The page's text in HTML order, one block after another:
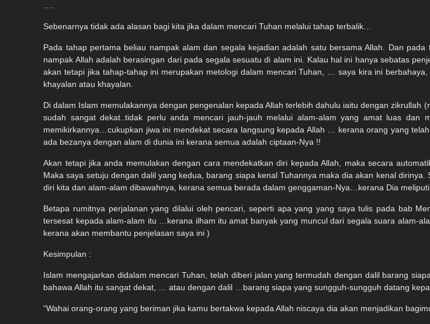
….
Sebenarnya tidak ada alasan bagi kita jika dalam mencari Tuhan melalui tahap terbalik…
Pada tahap pertama beliau nampak alam dan segala kejadian adalah satu bersama Allah. Dan
nampak Allah adalah berasingan dari pada segala sesuatu di alam ini. Kalau hal ini hanya sebatas
akan tetapi jika tahap-tahap ini merupakan metologi dalam mencari Tuhan, … saya kira ini
khayalan atau khayalan.
Di dalam Islam memulakannya dengan pengenalan kepada Allah terlebih dahulu iaitu dengan
sudah sangat dekat..tidak perlu anda mencari jauh-jauh melalui alam-alam yang amat luas dan
memikirkannya…cukupkan jiwa ini mendekat secara langsung kepada Allah … kerana orang yang
ada bezanya dengan alam di dunia ini kerana semua adalah ciptaan-Nya !!
Akan tetapi jika anda memulakan dengan cara mendekatkan diri kepada Allah, maka secara
Maka saya setuju dengan dalil yang kedua, barang siapa kenal Tuhannya maka dia akan kenal
diri kita dan alam-alam dibawahnya, kerana semua berada dalam genggaman-Nya…kerana Dia
Betapa rumitnya perjalanan yang dilalui oleh pencari, seperti apa yang yang saya tulis pada bab
tersesat kepada alam-alam itu …kerana ilham itu amat banyak yang muncul dari segala suara alam-
kerana akan membantu penjelasan saya ini )
Kesimpulan :
Islam mengajarkan didalam mencari Tuhan, telah diberi jalan yang termudah dengan dalil barang
bahawa Allah itu sangat dekat, … atau dengan dalil …barang siapa yang sungguh-sungguh datang
“Wahai orang-orang yang beriman jika kamu bertakwa kepada Allah niscaya dia akan menjadikan